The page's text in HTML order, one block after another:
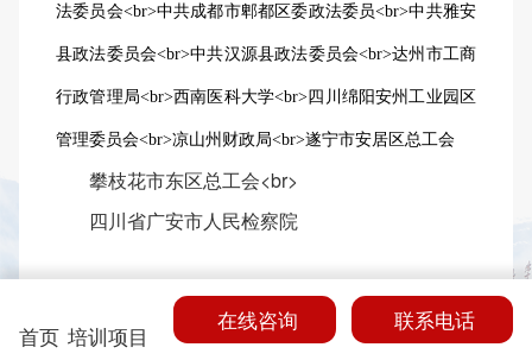
首页 培训项目
在线咨询 联系电话
法委员会<br>中共成都市郫都区委政法委员<br>中共雅安
县政法委员会<br>中共汉源县政法委员会<br>达州市工商
行政管理局<br>西南医科大学<br>四川绵阳安州工业园区
管理委员会<br>凉山州财政局<br>遂宁市安居区总工会
攀枝花市东区总工会<br>
四川省广安市人民检察院